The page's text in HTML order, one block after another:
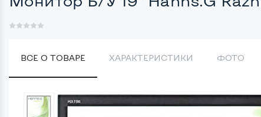
ВСЕ О ТОВАРЕ ХАРАКТЕРИСТИКИ ФОТО